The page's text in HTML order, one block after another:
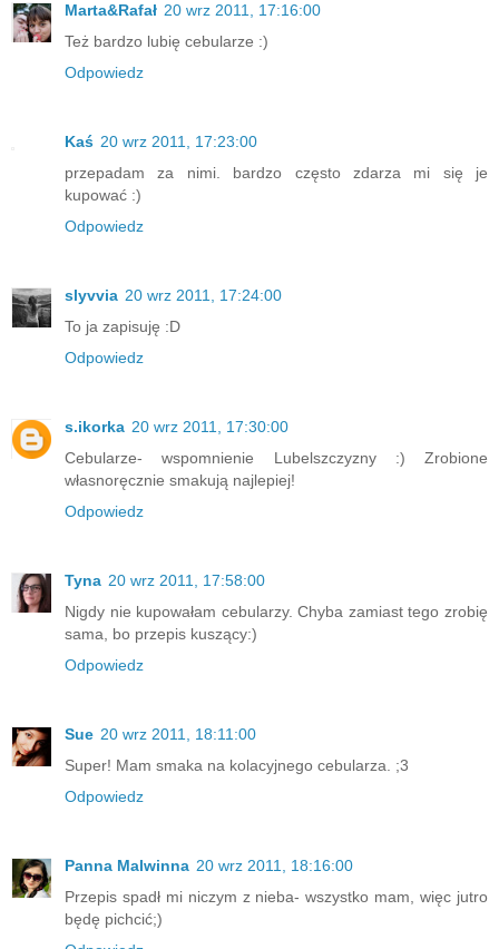
Marta&Rafał 20 wrz 2011, 17:16:00
Też bardzo lubię cebularze :)
Odpowiedz
Kaś 20 wrz 2011, 17:23:00
przepadam za nimi. bardzo często zdarza mi się je
kupować :)
Odpowiedz
slyvvia 20 wrz 2011, 17:24:00
To ja zapisuję :D
Odpowiedz
s.ikorka 20 wrz 2011, 17:30:00
Cebularze- wspomnienie Lubelszczyzny :) Zrobione
własnoręcznie smakują najlepiej!
Odpowiedz
Tyna 20 wrz 2011, 17:58:00
Nigdy nie kupowałam cebularzy. Chyba zamiast tego zrobię
sama, bo przepis kuszący:)
Odpowiedz
Sue 20 wrz 2011, 18:11:00
Super! Mam smaka na kolacyjnego cebularza. ;3
Odpowiedz
Panna Malwinna 20 wrz 2011, 18:16:00
Przepis spadł mi niczym z nieba- wszystko mam, więc jutro
będę pichcić;)